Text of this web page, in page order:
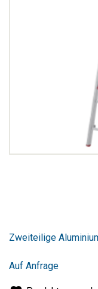
der
springen
Zweiteilige
Auf Anfrage